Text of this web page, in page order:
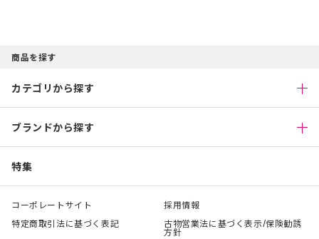
商品を探す
カテゴリから探す
ブランドから探す
特集
コーポレートサイト
採用情報
特定商取引法に基づく表記
古物営業法に基づく表示/保険勧誘
方針